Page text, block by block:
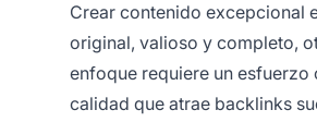
Crear contenido excepcional
original, valioso y completo,
enfoque requiere un
calidad que atrae backlinks